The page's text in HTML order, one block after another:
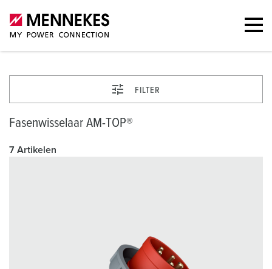
FILTER
Fasenwisselaar AM-TOP®
7 Artikelen